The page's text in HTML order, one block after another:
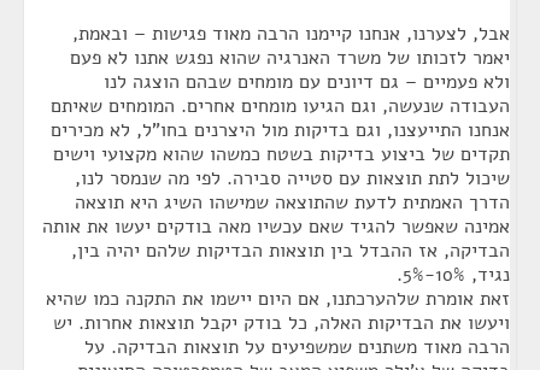
אבל, לצערנו, אנחנו קיימנו הרבה מאוד פגישות – ובאמת,
יאמר לזכותו של משרד האנרגיה שהוא נפגש אתנו לא פעם
ולא פעמיים – גם דיונים עם מומחים שבהם הוצגה לנו
העבודה שנעשה, וגם הגיעו מומחים אחרים. המומחים שאיתם
אנחנו התייעצנו, וגם בדיקות מול היצרנים בחו"ל, לא מכירים
תקדים של ביצוע בדיקות בשטח כמשהו שהוא מקצועי וישים
שיכול לתת תוצאות עם סטייה סבירה. לפי מה שנמסר לנו,
הדרך האמתית לדעת שהתוצאה שמישהו השיג היא תוצאה
אמינה שאפשר להגיד שאם עכשיו מאה בודקים יעשו את אותה
הבדיקה, אז ההבדל בין תוצאות הבדיקות שלהם יהיה בין,
נגיד, 10%-5%.
זאת אומרת שלהערכתנו, אם היום יישמו את התקנה כמו שהיא
ויעשו את הבדיקות האלה, כל בודק יקבל תוצאות אחרות. יש
הרבה מאוד משתנים שמשפיעים על תוצאות הבדיקה. על